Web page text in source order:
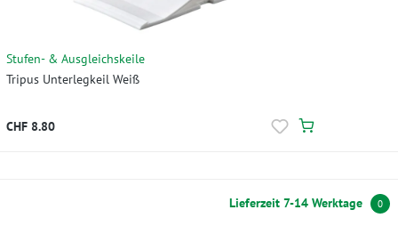
Stufen- & Ausgleichskeile
Tripus Unterlegkeil Weiß
CHF 8.80
Lieferzeit 7-14 Werktage 0